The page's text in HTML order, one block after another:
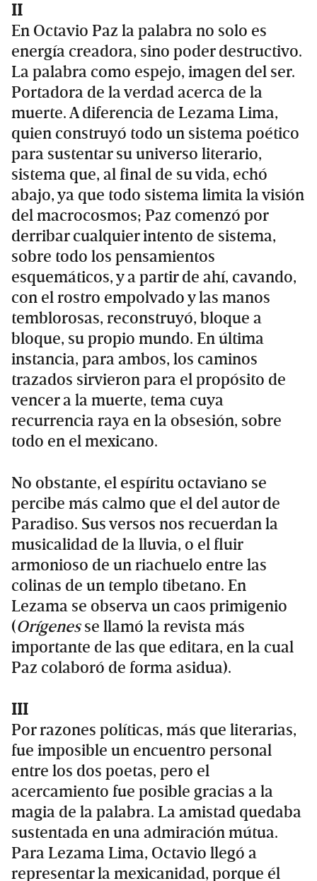
II
En Octavio Paz la palabra no solo es
energía creadora, sino poder destructivo.
La palabra como espejo, imagen del ser.
Portadora de la verdad acerca de la
muerte. A diferencia de Lezama Lima,
quien construyó todo un sistema poético
para sustentar su universo literario,
sistema que, al final de su vida, echó
abajo, ya que todo sistema limita la visión
del macrocosmos; Paz comenzó por
derribar cualquier intento de sistema,
sobre todo los pensamientos
esquemáticos, y a partir de ahí, cavando,
con el rostro empolvado y las manos
temblorosas, reconstruyó, bloque a
bloque, su propio mundo. En última
instancia, para ambos, los caminos
trazados sirvieron para el propósito de
vencer a la muerte, tema cuya
recurrencia raya en la obsesión, sobre
todo en el mexicano.
No obstante, el espíritu octaviano se
percibe más calmo que el del autor de
Paradiso. Sus versos nos recuerdan la
musicalidad de la lluvia, o el fluir
armonioso de un riachuelo entre las
colinas de un templo tibetano. En
Lezama se observa un caos primigenio
(Orígenesse llamó la revista más
importante de las que editara, en la cual
Paz colaboró de forma asidua).
III
Por razones políticas, más que literarias,
fue imposible un encuentro personal
entre los dos poetas, pero el
acercamiento fue posible gracias a la
magia de la palabra. La amistad quedaba
sustentada en una admiración mútua.
Para Lezama Lima, Octavio llegó a
representar la mexicanidad, porque él